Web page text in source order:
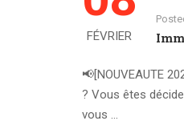
FÉVRIER
📢[NOUVEAUTE
? Vous êtes
vous …